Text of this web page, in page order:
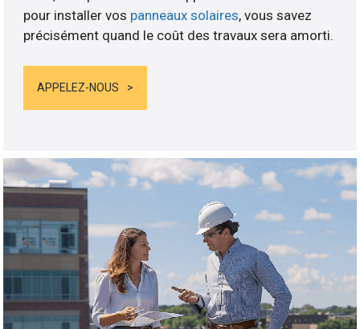
pour installer vos panneaux solaires, vous savez
précisément quand le coût des travaux sera amorti.
APPELEZ-NOUS